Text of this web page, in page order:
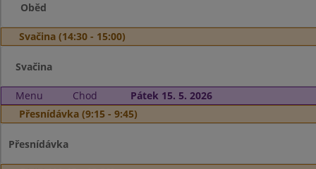
Oběd
Svačina (14:30 - 15:00)
Svačina
Menu Chod
Pátek 15. 5. 2026
Přesnídávka (9:15 - 9:45)
Přesnídávka